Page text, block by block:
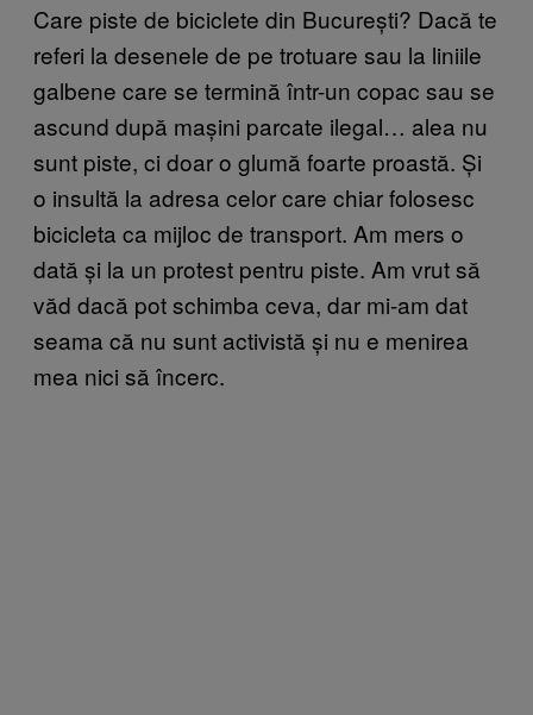
Care piste de biciclete din București? Dacă te
referi la desenele de pe trotuare sau la liniile
galbene care se termină într-un copac sau se
ascund după mașini parcate ilegal… alea nu
sunt piste, ci doar o glumă foarte proastă. Și
o insultă la adresa celor care chiar folosesc
bicicleta ca mijloc de transport. Am mers o
dată și la un protest pentru piste. Am vrut să
văd dacă pot schimba ceva, dar mi-am dat
seama că nu sunt activistă și nu e menirea
mea nici să încerc.